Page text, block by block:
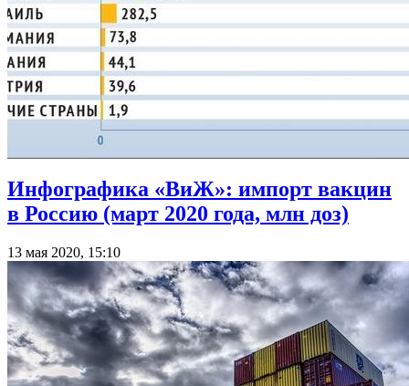
Инфографика «ВиЖ»: импорт вакцин
в Россию (март 2020 года, млн доз)
13 мая 2020, 15:10